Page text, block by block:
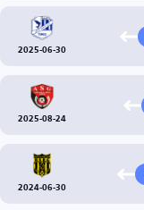
2025-06-30
2025-08-24
2024-06-30